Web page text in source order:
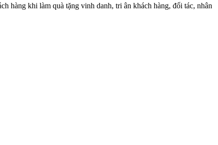
hàng khi làm quà tặng vinh danh, tri ân khách hàng, đối tác, nhân